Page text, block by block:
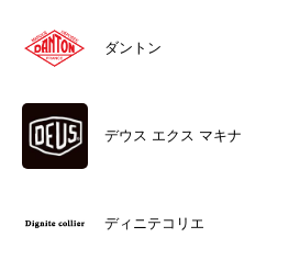
ダントン
デウス エクス マキナ
ディニテコリエ